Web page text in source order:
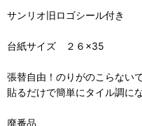
サンリオ旧ロゴシール付き
台紙サイズ ２６×35
張替自由！のりがのこらない
貼るだけで簡単にタイル調に
廃番品